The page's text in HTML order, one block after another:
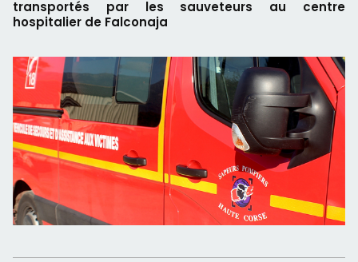
transportés par les sauveteurs au centre
hospitalier de Falconaja